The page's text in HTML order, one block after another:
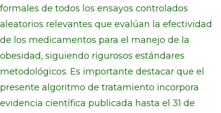
formales de todos los ensayos controlados
aleatorios relevantes que evalúan la efectividad
de los medicamentos para el manejo de la
obesidad, siguiendo rigurosos estándares
metodológicos. Es importante destacar que el
presente algoritmo de tratamiento incorpora
evidencia científica publicada hasta el 31 de